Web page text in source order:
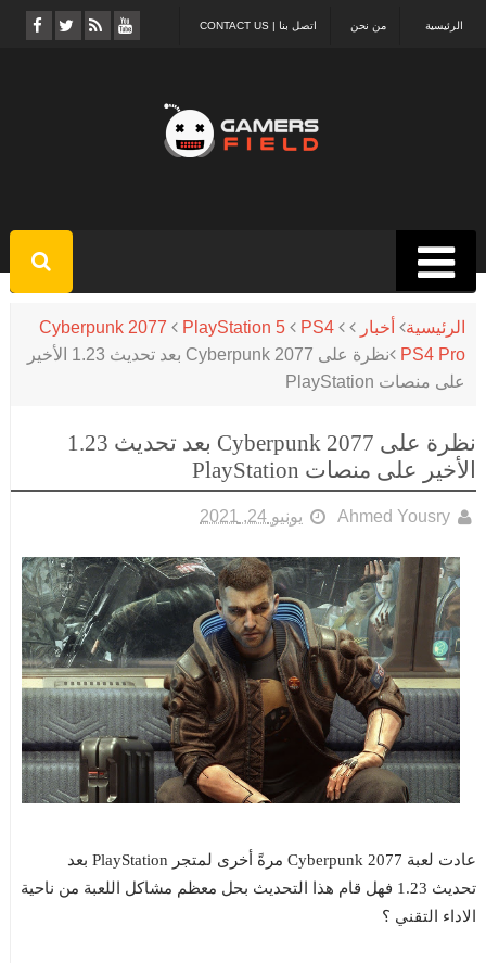
اتصل بنا | CONTACT US من نحن الرئيسية
الرئيسية أخبار Cyberpunk 2077 PlayStation 5
PS4
PS4 Pro
نظرة على Cyberpunk 2077 بعد تحديث 1.23 الأخير
على منصات PlayStation
نظرة على Cyberpunk 2077 بعد تحديث 1.23
الأخير على منصات PlayStation
Ahmed Yousry يونيو 24, 2021
عادت لعبة Cyberpunk 2077 مرةً أخرى لمتجر PlayStation بعد
تحديث 1.23 فهل قام هذا التحديث بحل معظم مشاكل اللعبة من ناحية
الاداء التقني ؟